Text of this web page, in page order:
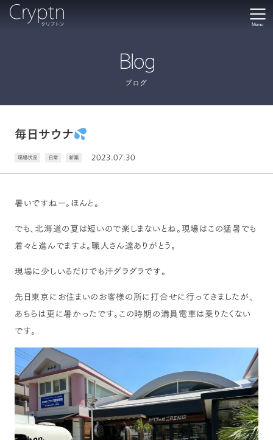
Menu
Blog
ブログ
毎日サウナ
現場状況 日常 新築 2023.07.30
暑いですねー。ほんと。
でも、北海道の夏は短いので楽しまないとね。現場はこの猛暑でも
着々と進んでますよ。職人さん達ありがとう。
現場に少しいるだけでも汗ダラダラです。
先日東京にお住まいのお客様の所に打合せに行ってきましたが、
あちらは更に暑かったです。この時期の満員電車は乗りたくない
です。